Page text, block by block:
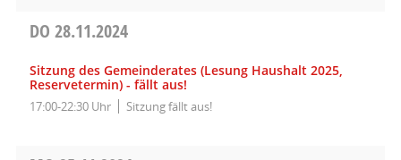
DO 28.11.2024
Sitzung des Gemeinderates (Lesung Haushalt 2025,
Reservetermin) - fällt aus!
17:00-22:30 Uhr Sitzung fällt aus!